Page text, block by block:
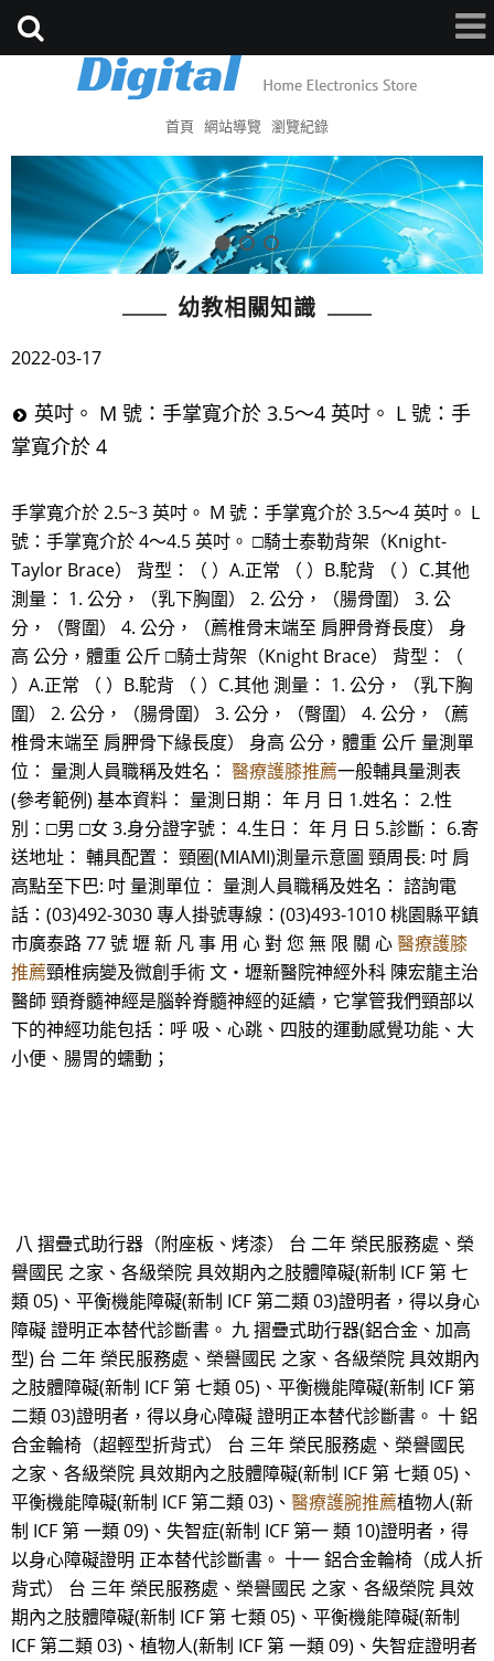
首頁 網站導覽 瀏覽紀錄
幼教相關知識
2022-03-17
英吋。 M 號：手掌寬介於 3.5～4 英吋。 L 號：手
掌寬介於 4
手掌寬介於 2.5~3 英吋。 M 號：手掌寬介於 3.5～4 英吋。 L
號：手掌寬介於 4～4.5 英吋。 □騎士泰勒背架（Knight-
Taylor Brace） 背型：（ ）A.正常 （ ）B.駝背 （ ）C.其他
測量： 1. 公分，（乳下胸圍） 2. 公分，（腸骨圍） 3. 公
分，（臀圍） 4. 公分，（薦椎骨末端至 肩胛骨脊長度） 身
高 公分，體重 公斤 □騎士背架（Knight Brace） 背型：（
）A.正常 （ ）B.駝背 （ ）C.其他 測量： 1. 公分，（乳下胸
圍） 2. 公分，（腸骨圍） 3. 公分，（臀圍） 4. 公分，（薦
椎骨末端至 肩胛骨下緣長度） 身高 公分，體重 公斤 量測單
位： 量測人員職稱及姓名： 醫療護膝推薦一般輔具量測表
(參考範例) 基本資料： 量測日期： 年 月 日 1.姓名： 2.性
別：□男 □女 3.身分證字號： 4.生日： 年 月 日 5.診斷： 6.寄
送地址： 輔具配置： 頸圈(MIAMI)測量示意圖 頸周長: 吋 肩
高點至下巴: 吋 量測單位： 量測人員職稱及姓名： 諮詢電
話：(03)492-3030 專人掛號專線：(03)493-1010 桃園縣平鎮
市廣泰路 77 號 壢 新 凡 事 用 心 對 您 無 限 關 心醫療護膝
推薦頸椎病變及微創手術 文‧壢新醫院神經外科 陳宏龍主治
醫師 頸脊髓神經是腦幹脊髓神經的延續，它掌管我們頸部以
下的神經功能包括：呼 吸、心跳、四肢的運動感覺功能、大
小便、腸胃的蠕動；
八 摺疊式助行器（附座板、烤漆） 台 二年 榮民服務處、榮
譽國民 之家、各級榮院 具效期內之肢體障礙(新制 ICF 第 七
類 05)、平衡機能障礙(新制 ICF 第二類 03)證明者，得以身心
障礙 證明正本替代診斷書。 九 摺疊式助行器(鋁合金、加高
型) 台 二年 榮民服務處、榮譽國民 之家、各級榮院 具效期內
之肢體障礙(新制 ICF 第 七類 05)、平衡機能障礙(新制 ICF 第
二類 03)證明者，得以身心障礙 證明正本替代診斷書。 十 鋁
合金輪椅（超輕型折背式） 台 三年 榮民服務處、榮譽國民
之家、各級榮院 具效期內之肢體障礙(新制 ICF 第 七類 05)、
平衡機能障礙(新制 ICF 第二類 03)、 醫療護腕推薦植物人(新
制 ICF 第 一類 09)、失智症(新制 ICF 第一 類 10)證明者，得
以身心障礙證明 正本替代診斷書。 十一 鋁合金輪椅（成人折
背式） 台 三年 榮民服務處、榮譽國民 之家、各級榮院 具效
期內之肢體障礙(新制 ICF 第 七類 05)、平衡機能障礙(新制
ICF 第二類 03)、植物人(新制 ICF 第 一類 09)、失智症證明者